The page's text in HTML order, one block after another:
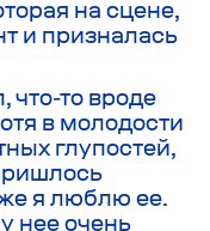
на сцене,
и призналась
что-то вроде
в молодости
глупостей,
я люблю ее.
нее очень